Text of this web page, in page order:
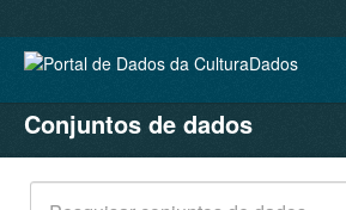
CONJUNTOS DE DADOS
ORGANIZAÇÕES
Conjuntos de dados